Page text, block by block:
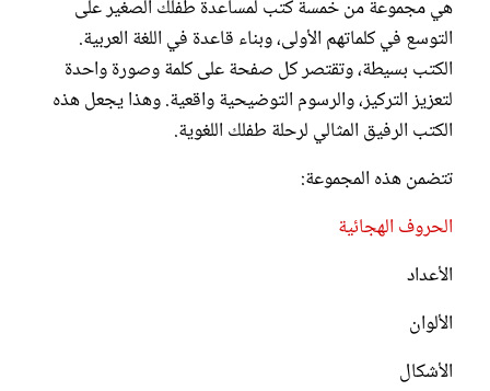
هي مجموعة من خمسة كتب لمساعدة طفلك الصغير على
التوسع في كلماتهم الأولى، وبناء قاعدة في اللغة العربية.
الكتب بسيطة، وتقتصر كل صفحة على كلمة وصورة واحدة
لتعزيز التركيز، والرسوم التوضيحية واقعية. وهذا يجعل هذه
الكتب الرفيق المثالي لرحلة طفلك اللغوية.
تتضمن هذه المجموعة:
الحروف الهجائية
الأعداد
الألوان
الأشكال